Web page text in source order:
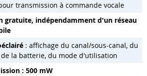
transmission à commande vocale
gratuite, indépendamment d'un réseau
: affichage du canal/sous-canal, du
la batterie, du mode d'utilisation
: 500 mW